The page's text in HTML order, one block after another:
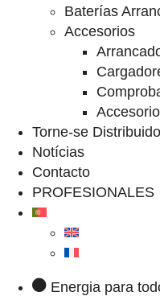
Baterías
Accesorios
Torne-se
Notícias
Contacto
PROFESIONALES
Energia para